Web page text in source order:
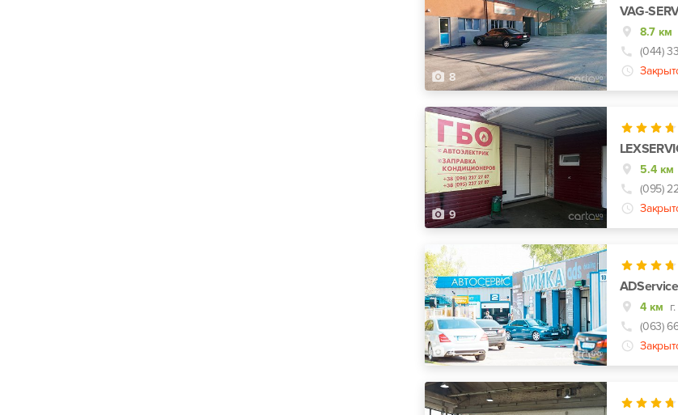
8
VAG-
8.7 км
(044)
9
5.4 км
(095)
4
ADService
4 км
(063)